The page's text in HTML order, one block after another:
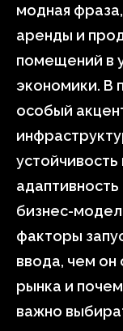
модная
аренды и
помещений в
экономики. В
особый
бизнес-
факторы
ввода, чем он
рынка и
важно